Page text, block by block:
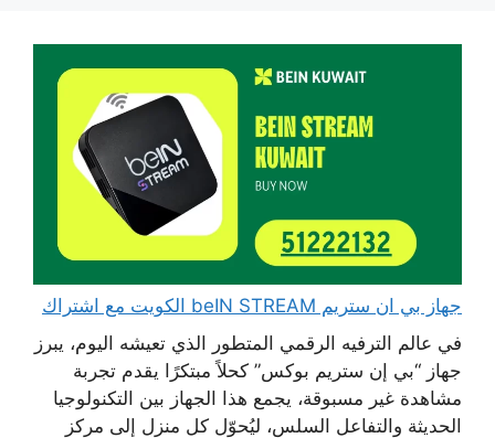
جهاز بي ان ستريم beIN STREAM الكويت مع اشتراك
في عالم الترفيه الرقمي المتطور الذي تعيشه اليوم، يبرز
جهاز “بي إن ستريم بوكس” كحلاً مبتكرًا يقدم تجربة
مشاهدة غير مسبوقة، يجمع هذا الجهاز بين التكنولوجيا
الحديثة والتفاعل السلس، ليُحوّل كل منزل إلى مركز